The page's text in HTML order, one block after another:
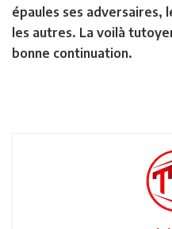
épaules ses adversaires,
les autres. La voilà
bonne continuation.
Jamel